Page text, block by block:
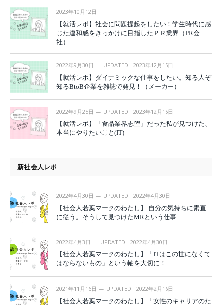
2023年10月12日
【就活レポ】社会に問題提起をしたい！学生時代に感
じた違和感をきっかけに目指したＰＲ業界（PR会
社）
2022年9月30日 UPDATED: 2023年12月15日
【就活レポ】ダイナミックな仕事をしたい。知る人ぞ
知るBtoB企業を雑誌で発見！（メーカー）
2022年9月25日 UPDATED: 2023年12月15日
【就活レポ】「食品業界志望」だった私が見つけた、
本当にやりたいこと(IT)
新社会人レポ
2022年4月30日 UPDATED: 2022年4月30日
【社会人若葉マークのわたし】 自分の気持ちに素直
に従う。そうして見つけたMRという仕事
2022年4月3日 UPDATED: 2022年4月30日
【社会人若葉マークのわたし】「ITはこの世になくて
はならないもの」という軸を大切に！
2021年11月16日 UPDATED: 2022年2月16日
【社会人若葉マークのわたし】「女性のキャリアのた